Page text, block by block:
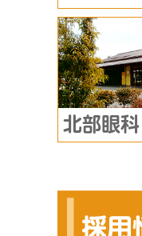
北部眼